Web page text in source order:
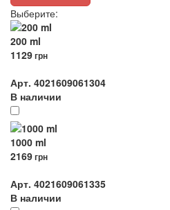
Выберите:
200 ml
1129грн
Арт. 4021609061304
В наличии
1000 ml
2169грн
Арт. 4021609061335
В наличии